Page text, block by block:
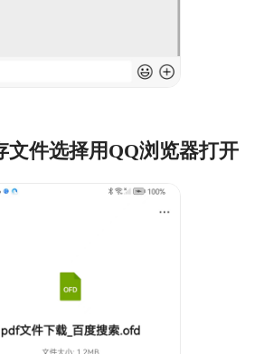
文件选择用QQ浏览器打开